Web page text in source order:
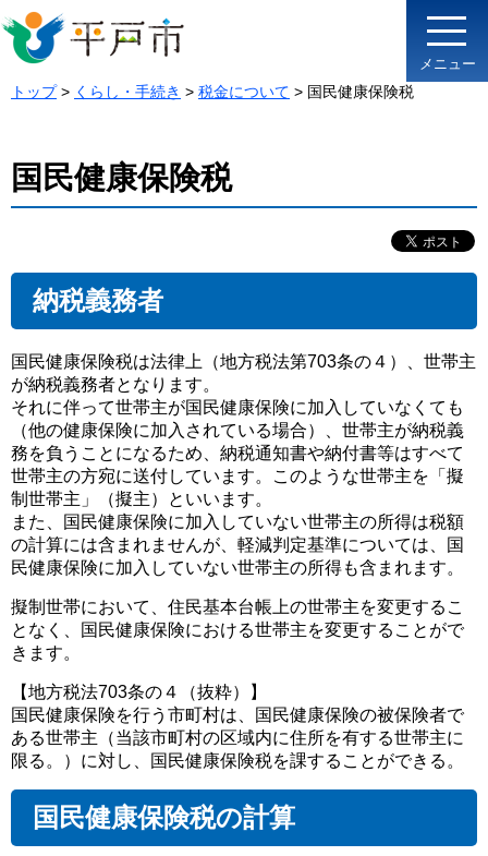
メニュー
トップ> くらし・手続き > 税金について > 国民健康保険税
国民健康保険税
納税義務者
国民健康保険税は法律上（地方税法第703条の４）、世帯主
が納税義務者となります。
それに伴って世帯主が国民健康保険に加入していなくても
（他の健康保険に加入されている場合）、世帯主が納税義
務を負うことになるため、納税通知書や納付書等はすべて
世帯主の方宛に送付しています。このような世帯主を「擬
制世帯主」（擬主）といいます。
また、国民健康保険に加入していない世帯主の所得は税額
の計算には含まれませんが、軽減判定基準については、国
民健康保険に加入していない世帯主の所得も含まれます。
擬制世帯において、住民基本台帳上の世帯主を変更するこ
となく、国民健康保険における世帯主を変更することがで
きます。
【地方税法703条の４（抜粋）】
国民健康保険を行う市町村は、国民健康保険の被保険者で
ある世帯主（当該市町村の区域内に住所を有する世帯主に
限る。）に対し、国民健康保険税を課することができる。
国民健康保険税の計算